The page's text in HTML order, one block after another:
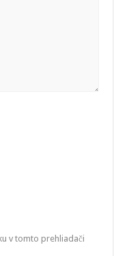
v tomto prehliadači